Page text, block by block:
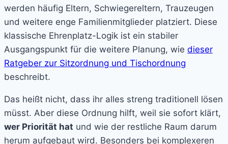
werden häufig Eltern, Schwiegereltern, Trauzeugen
und weitere enge Familienmitglieder platziert. Diese
klassische Ehrenplatz-Logik ist ein stabiler
Ausgangspunkt für die weitere Planung, wie dieser
Ratgeber zur Sitzordnung und Tischordnung
beschreibt.
Das heißt nicht, dass ihr alles streng traditionell lösen
müsst. Aber diese Ordnung hilft, weil sie sofort klärt,
wer Priorität hat und wie der restliche Raum darum
herum aufgebaut wird. Besonders bei komplexeren